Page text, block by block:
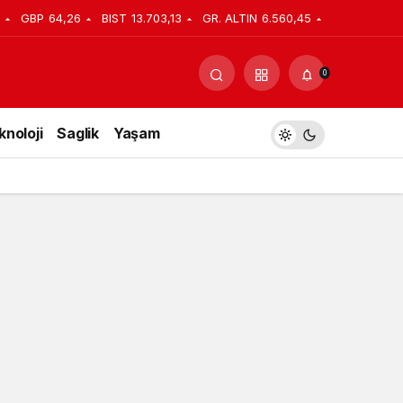
GBP 64,26 BIST 13.703,13 GR. ALTIN 6.560,45
0
Saglik Yaşam
Yorum Yap Paylaş